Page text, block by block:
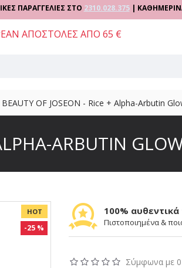
ΣΤΟ2310.028.375| ΚΑΘΗΜΕΡΙΝΑ 09:00 -
ΑΠΟΣΤΟΛΕΣ ΑΠΟ 65 €
BEAUTY OF JOSEON - Rice + Alpha-Arbutin
ARBUTIN
HOT
-25 %
100%
Πιστοποιημένα &
Σύμφωνα με 0